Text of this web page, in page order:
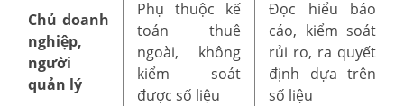
Chủ doanh
nghiệp,
người
quản lý
Phụ thuộc kế
toán thuê
ngoài, không
kiểm soát
được số liệu
Đọc hiểu báo
cáo, kiểm soát
rủi ro, ra quyết
định dựa trên
số liệu